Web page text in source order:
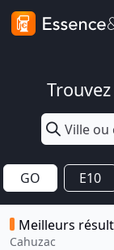
GO E10
Meilleurs
Cahuzac